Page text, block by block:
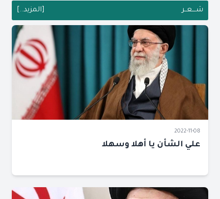
شــــعــر [المزيد..]
2022-11-08
علي الشأن يا أهلا وسهلا